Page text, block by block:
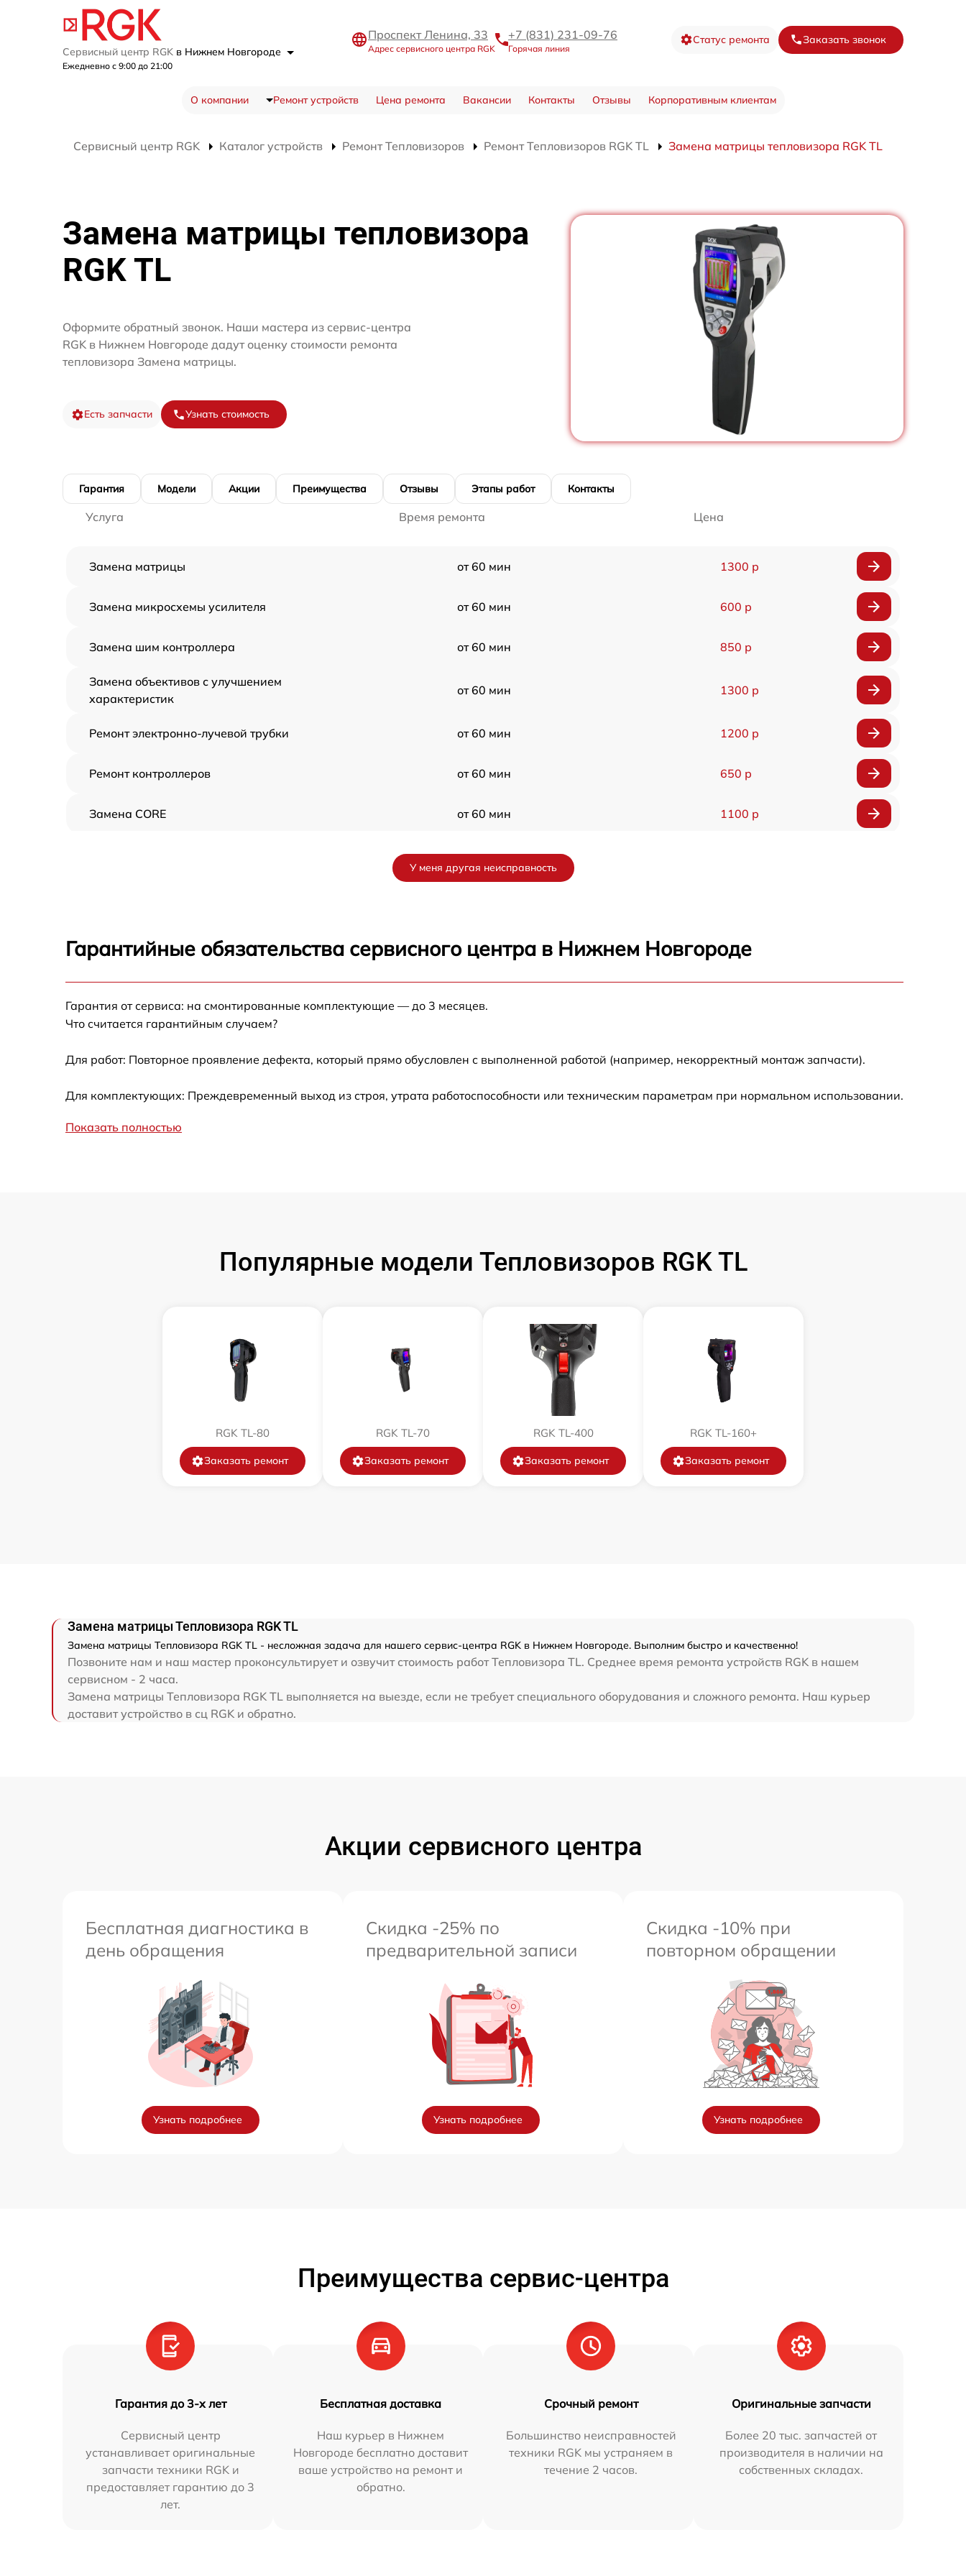
Сервисный центр RGK в Нижнем Новгороде
Ежедневно с 9:00 до 21:00
Проспект Ленина, 33
Адрес сервисного центра RGK
+7 (831) 231-09-76
Горячая линия
Статус ремонта Заказать звонок
О компании Ремонт устройств Цена ремонта Вакансии Контакты Отзывы Корпоративным клиентам
Сервисный центр RGK Каталог устройств Ремонт Тепловизоров Ремонт Тепловизоров RGK TL Замена матрицы тепловизора RGK TL
Замена матрицы тепловизора
RGK TL
Оформите обратный звонок. Наши мастера из сервис-центра
RGK в Нижнем Новгороде дадут оценку стоимости ремонта
тепловизора Замена матрицы.
Есть запчасти Узнать стоимость
Гарантия Модели Акции Преимущества Отзывы Этапы работ Контакты
Услуга Время ремонта Цена
Замена матрицы от 60 мин 1300 р
Замена микросхемы усилителя от 60 мин 600 р
Замена шим контроллера от 60 мин 850 р
Замена объективов с улучшением
характеристик
от 60 мин 1300 р
Ремонт электронно-лучевой трубки от 60 мин 1200 р
Ремонт контроллеров от 60 мин 650 р
Замена CORE от 60 мин 1100 р
от 60 мин
Ремонт встроенного дальнометра и
других устройств
Замена микросхемы логики от 60 мин 450 р
Замена ключей управления от 60 мин 590 р
от 60 мин
Замена дисплея (экрана) 750 р
Прошивка (Обновление ПО) 450 р
750 р
Восстановление после попадания влаги от 60 мин 850 р
У меня другая неисправность
Гарантийные обязательства сервисного центра в Нижнем Новгороде
Гарантия от сервиса: на смонтированные комплектующие — до 3 месяцев.
Что считается гарантийным случаем?
Для работ: Повторное проявление дефекта, который прямо обусловлен с выполненной работой (например, некорректный монтаж запчасти).
Для комплектующих: Преждевременный выход из строя, утрата работоспособности или техническим параметрам при нормальном использовании.
Показать полностью
Популярные модели Тепловизоров RGK TL
RGK TL-80
Заказать ремонт
RGK TL-70
Заказать ремонт
RGK TL-400
Заказать ремонт
RGK TL-160+
Заказать ремонт
Замена матрицы Тепловизора RGK TL
Замена матрицы Тепловизора RGK TL - несложная задача для нашего сервис-центра RGK в Нижнем Новгороде. Выполним быстро и качественно!
Позвоните нам и наш мастер проконсультирует и озвучит стоимость работ Тепловизора TL. Среднее время ремонта устройств RGK в нашем
сервисном - 2 часа.
Замена матрицы Тепловизора RGK TL выполняется на выезде, если не требует специального оборудования и сложного ремонта. Наш курьер
доставит устройство в сц RGK и обратно.
Акции сервисного центра
Бесплатная диагностика в
день обращения
Узнать подробнее
Скидка -25% по
предварительной записи
Узнать подробнее
Скидка -10% при
повторном обращении
Узнать подробнее
Преимущества сервис-центра
Гарантия до 3-х лет
Сервисный центр
устанавливает оригинальные
запчасти техники RGK и
предоставляет гарантию до 3
лет.
Бесплатная доставка
Наш курьер в Нижнем
Новгороде бесплатно доставит
ваше устройство на ремонт и
обратно.
Срочный ремонт
Большинство неисправностей
техники RGK мы устраняем в
течение 2 часов.
Оригинальные запчасти
Более 20 тыс. запчастей от
производителя в наличии на
собственных складах.